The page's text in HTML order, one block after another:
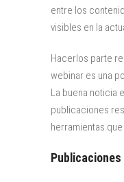
entre los
visibles en la
Hacerlos parte
webinar es una
La buena noticia
publicaciones
herramientas